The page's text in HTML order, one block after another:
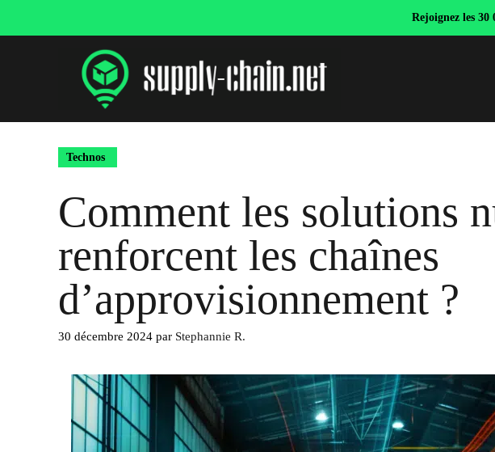
Rejoignez les 30
Technos
Comment les solutions
renforcent les chaînes
d’approvisionnement ?
30 décembre 2024 par Stephannie R.